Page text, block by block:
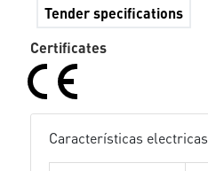
Tender specifications
Certificates
Características electricas